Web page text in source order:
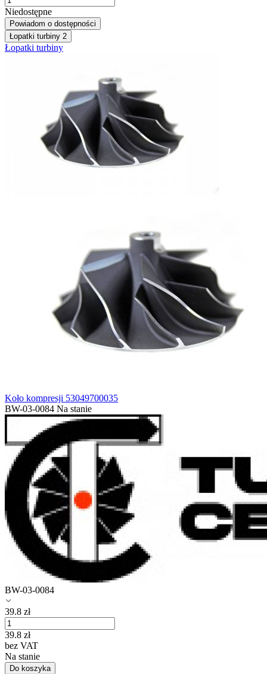
Niedostępne
Powiadom o dostępności
Łopatki turbiny 2
Łopatki turbiny
Koło kompresji 53049700035
BW-03-0084 Na stanie
BW-03-0084
39.8 zł
39.8 zł
bez VAT
Na stanie
Do koszyka